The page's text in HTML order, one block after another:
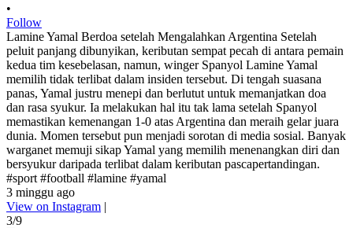
•
Follow
Lamine Yamal Berdoa setelah Mengalahkan Argentina Setelah
peluit panjang dibunyikan, keributan sempat pecah di antara pemain
kedua tim kesebelasan, namun, winger Spanyol Lamine Yamal
memilih tidak terlibat dalam insiden tersebut. Di tengah suasana
panas, Yamal justru menepi dan berlutut untuk memanjatkan doa
dan rasa syukur. Ia melakukan hal itu tak lama setelah Spanyol
memastikan kemenangan 1-0 atas Argentina dan meraih gelar juara
dunia. Momen tersebut pun menjadi sorotan di media sosial. Banyak
warganet memuji sikap Yamal yang memilih menenangkan diri dan
bersyukur daripada terlibat dalam keributan pascapertandingan.
#sport #football #lamine #yamal
3 minggu ago
View on Instagram |
3/9